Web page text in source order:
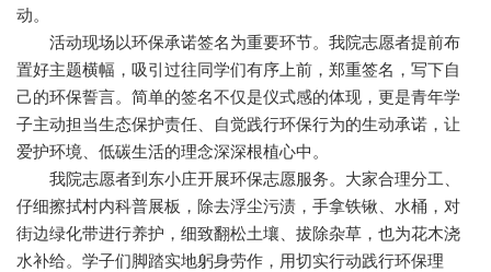
动。
活动现场以环保承诺签名为重要环节。我院志愿者提前布
置好主题横幅，吸引过往同学们有序上前，郑重签名，写下自
己的环保誓言。简单的签名不仅是仪式感的体现，更是青年学
子主动担当生态保护责任、自觉践行环保行为的生动承诺，让
爱护环境、低碳生活的理念深深根植心中。
我院志愿者到东小庄开展环保志愿服务。大家合理分工、
仔细擦拭村内科普展板，除去浮尘污渍，手拿铁锹、水桶，对
街边绿化带进行养护，细致翻松土壤、拔除杂草，也为花木浇
水补给。学子们脚踏实地躬身劳作，用切实行动践行环保理